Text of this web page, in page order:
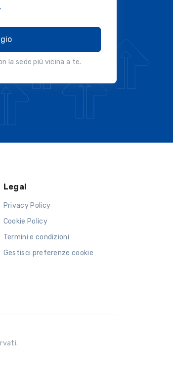
la sede più vicina a te.
Legal
Privacy Policy
Cookie Policy
Termini e condizioni
Gestisci preferenze cookie